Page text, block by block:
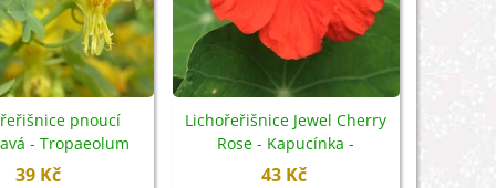
pnoucí
- Tropaeolum
- semena - 15 ks
39 Kč
Lichořeřišnice Jewel Cherry
Rose - Kapucínka -
Tropaeolum minus - semena
43 Kč